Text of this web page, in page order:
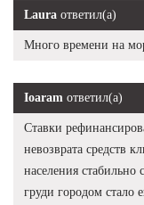
Laura ответил(а)
Много времени на
Ioaram ответил(а)
Ставки
невозврата средств
населения
груди городом стало